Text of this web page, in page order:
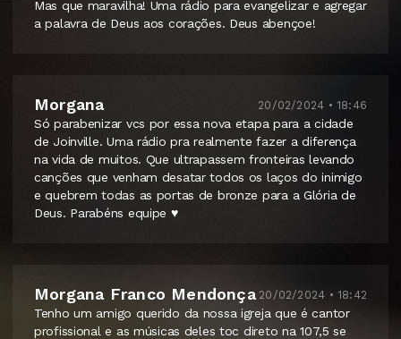
Mas que maravilha! Uma rádio para evangelizar e agregar
a palavra de Deus aos corações. Deus abençoe!
Morgana 20/02/2024 • 18:46
Só parabenizar vcs por essa nova etapa para a cidade
de Joinville. Uma rádio pra realmente fazer a diferença
na vida de muitos. Que ultrapassem fronteiras levando
canções que venham desatar todos os laços do inimigo
e quebrem todas as portas de bronze para a Glória de
Deus. Parabéns equipe ♥️
Morgana Franco Mendonça 20/02/2024 • 18:42
Tenho um amigo querido da nossa igreja que é cantor
profissional e as músicas deles toc direto na 107,5 se